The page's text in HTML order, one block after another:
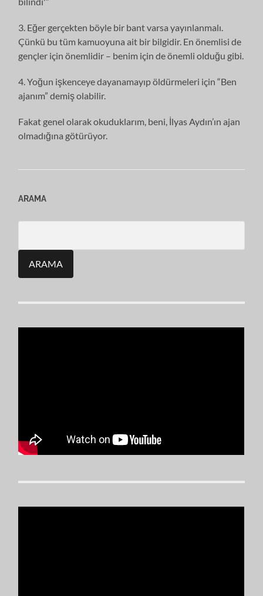
3. Eğer gerçekten böyle bir bant varsa yayınlanmalı.
Çünkü bu tüm kamuoyuna ait bir bilgidir. En önemlisi de
gençler için önemlidir – benim için de önemli olduğu gibi.
4. Yoğun işkenceye dayanamayıp öldürmeleri için “Ben
ajanım” demiş olabilir.
Fakat genel olarak okuduklarım, beni, İlyas Aydın’ın ajan
olmadığına götürüyor.
ARAMA